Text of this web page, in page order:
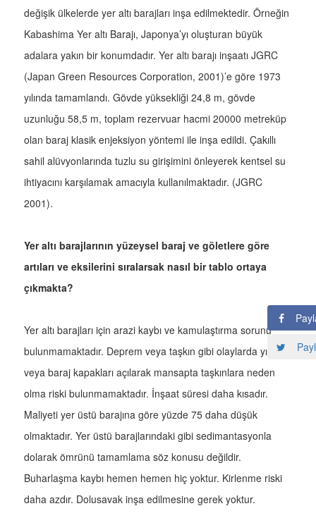
değişik ülkelerde yer altı barajları inşa edilmektedir. Örneğin
Kabashima Yer altı Barajı, Japonya’yı oluşturan büyük
adalara yakın bir konumdadır. Yer altı barajı inşaatı JGRC
(Japan Green Resources Corporation, 2001)’e göre 1973
yılında tamamlandı. Gövde yüksekliği 24,8 m, gövde
uzunluğu 58,5 m, toplam rezervuar hacmi 20000 metreküp
olan baraj klasik enjeksiyon yöntemi ile inşa edildi. Çakıllı
sahil alüvyonlarında tuzlu su girişimini önleyerek kentsel su
ihtiyacını karşılamak amacıyla kullanılmaktadır. (JGRC
2001).
Yer altı barajlarının yüzeysel baraj ve göletlere göre
artıları ve eksilerini sıralarsak nasıl bir tablo ortaya
çıkmakta?
Yer altı barajları için arazi kaybı ve kamulaştırma sorunu
bulunmamaktadır. Deprem veya taşkın gibi olaylarda yıkılma
veya baraj kapakları açılarak mansapta taşkınlara neden
olma riski bulunmamaktadır. İnşaat süresi daha kısadır.
Maliyeti yer üstü barajına göre yüzde 75 daha düşük
olmaktadır. Yer üstü barajlarındaki gibi sedimantasyonla
dolarak ömrünü tamamlama söz konusu değildir.
Buharlaşma kaybı hemen hemen hiç yoktur. Kirlenme riski
daha azdır. Dolusavak inşa edilmesine gerek yoktur.